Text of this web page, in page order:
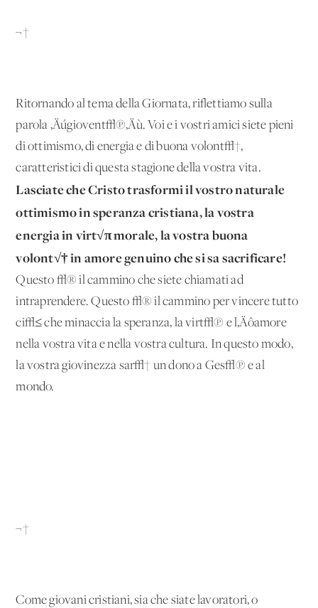
¬†
Ritornando al tema della Giornata, riflettiamo sulla
parola ‚Äúgiovent√π‚Äù. Voi e i vostri amici siete pieni
di ottimismo, di energia e di buona volont√†,
caratteristici di questa stagione della vostra vita.
Lasciate che Cristo trasformi il vostro naturale
ottimismo in speranza cristiana, la vostra
energia in virt√π morale, la vostra buona
volont√† in amore genuino che si sa sacrificare!
Questo √® il cammino che siete chiamati ad
intraprendere. Questo √® il cammino per vincere tutto
ci√≤ che minaccia la speranza, la virt√π e l‚Äôamore
nella vostra vita e nella vostra cultura. In questo modo,
la vostra giovinezza sar√† un dono a Ges√π e al
mondo.
¬†
Come giovani cristiani, sia che siate lavoratori, o